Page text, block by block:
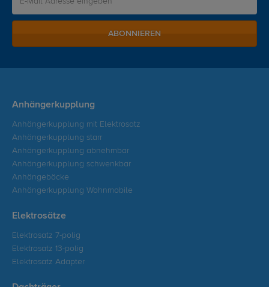
ABONNIEREN
Anhängerkupplung
Anhängerkupplung mit Elektrosatz
Anhängerkupplung starr
Anhängerkupplung abnehmbar
Anhängerkupplung schwenkbar
Anhängeböcke
Anhängerkupplung Wohnmobile
Elektrosätze
Elektrosatz 7-polig
Elektrosatz 13-polig
Elektrosatz Adapter